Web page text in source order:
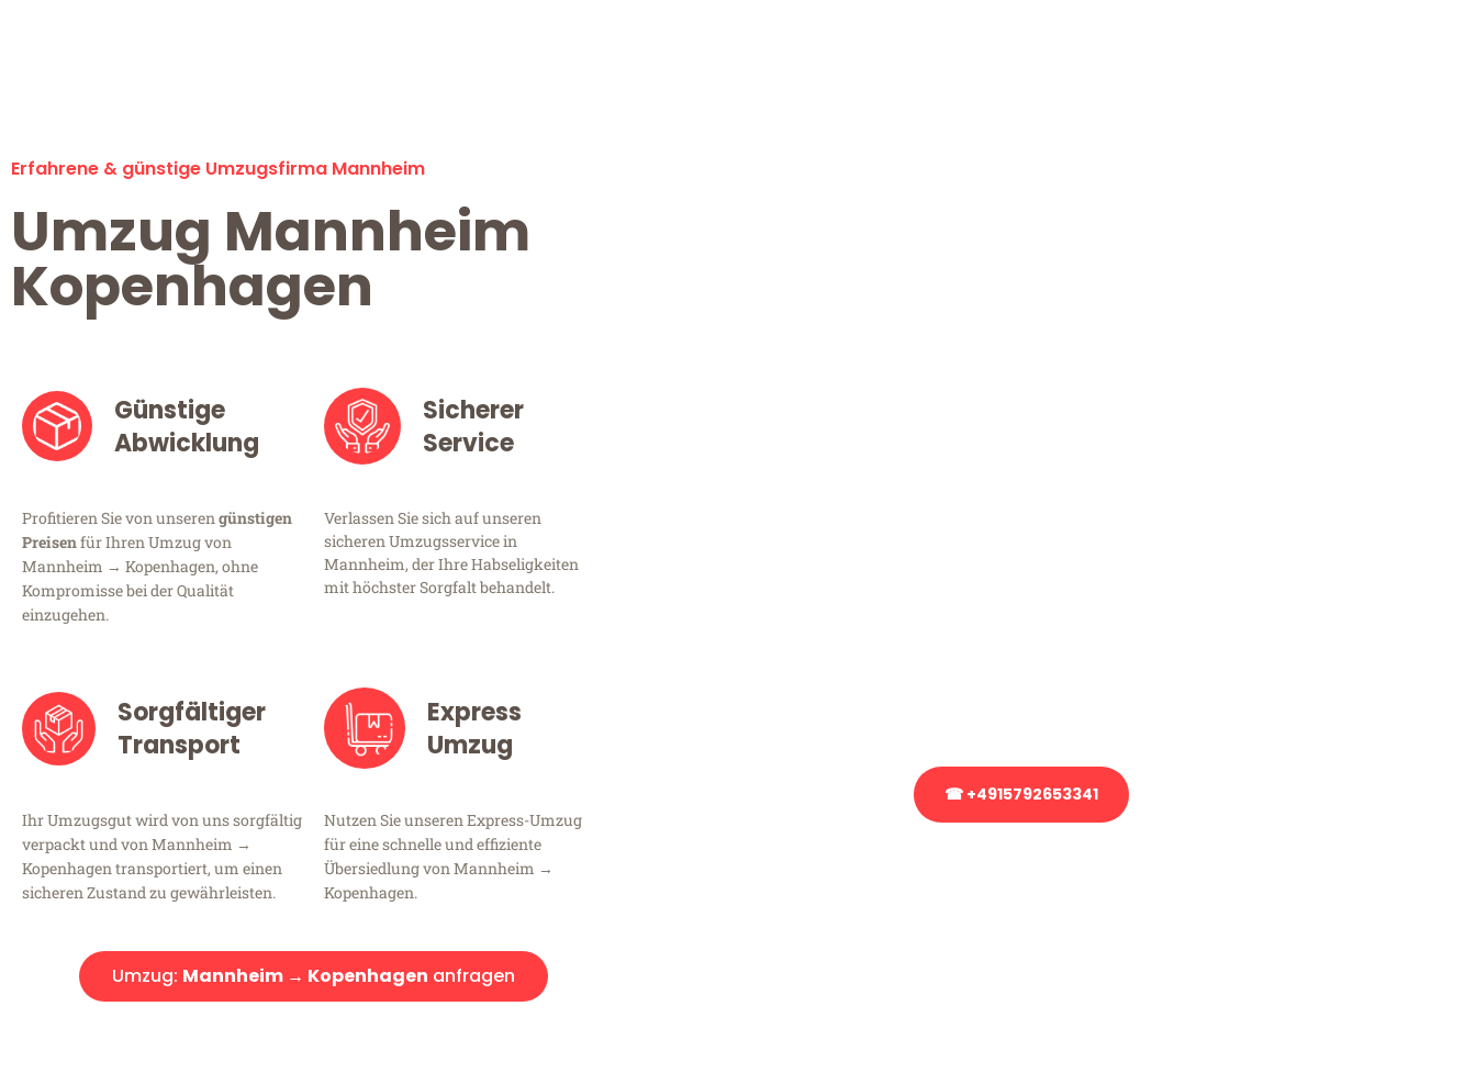
Erfahrene & günstige Umzugsfirma Mannheim
Umzug Mannheim
Kopenhagen
Günstige
Abwicklung
Profitieren Sie von unserengünstigen
Preisenfür Ihren Umzug von
Mannheim → Kopenhagen, ohne
Kompromisse bei der Qualität
einzugehen.
Sicherer
Service
Verlassen Sie sich auf unseren
sicheren Umzugsservice in
Mannheim, der Ihre Habseligkeiten
mit höchster Sorgfalt behandelt.
Sorgfältiger
Transport
Ihr Umzugsgut wird von uns sorgfältig
verpackt und von Mannheim →
Kopenhagen transportiert, um einen
sicheren Zustand zu gewährleisten.
Express
Umzug
Nutzen Sie unseren Express-Umzug
für eine schnelle und effiziente
Übersiedlung von Mannheim →
Kopenhagen.
Umzug: Mannheim → Kopenhagen anfragen
☎ +4915792653341